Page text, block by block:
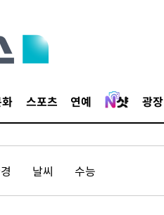
스포츠 연예 광장
날씨 수능